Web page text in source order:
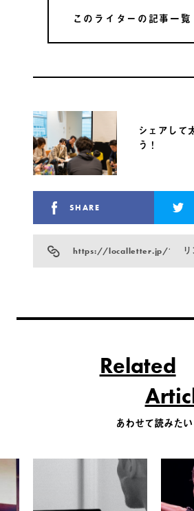
このライターの記事一覧
このライターの記事一覧
シェアして
う！
SHARE
https://localletter.jp/
Related
あわせて読みたい